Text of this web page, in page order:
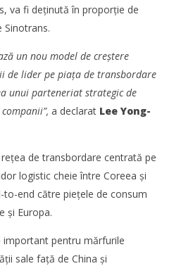
VIEWING
un joint-venture pentru
China
va fi deținută în proporție de
Sinotrans.
un nou model de creștere
de lider pe piața de transbordare
unui parteneriat strategic de
a declarat Lee Yong-
de transbordare centrată pe
logistic cheie între Coreea și
to-end către piețele de consum
și Europa.
important pentru mărfurile
sale față de China și